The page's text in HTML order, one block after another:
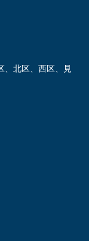
、北区、西区、見